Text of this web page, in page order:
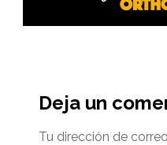
del
lector
Deja un
Tu dirección de